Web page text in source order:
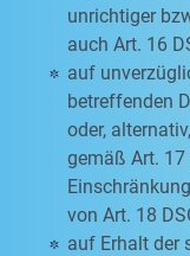
unrichtiger
auch Art. 16
auf
betreffenden
oder,
gemäß Art. 17
von Art. 18
auf Erhalt der